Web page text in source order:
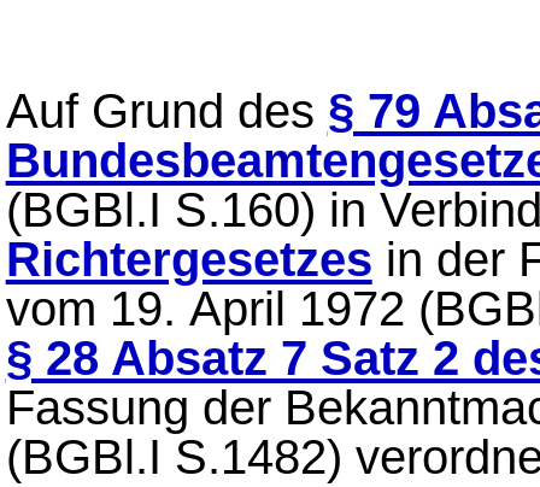
Auf Grund des § 79
(BGBl.I S.160) in
Richtergesetzes in der
vom 19. April 1972
§ 28 Absatz 7 Satz 2
Fassung der
(BGBl.I S.1482)